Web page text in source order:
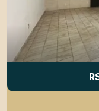
família. Destaques do imóvel: | Casa
assobradada |
Ambientes
gourmet |
de jantar | Área